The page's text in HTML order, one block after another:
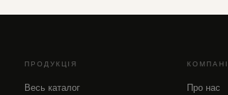
ПРОДУКЦІЯ
Весь каталог
Про нас